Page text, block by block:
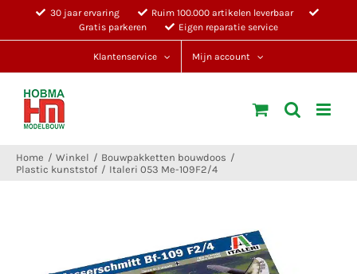
30 jaar ervaring
Ruim 100.000 artikelen leverbaar
Gratis parkeren
Eigen reparatie service
Klantenservice Mijn account
Home Winkel
Bouwpakketten bouwdoos
Plastic kunststof
Italeri 053 Me-109F2/4